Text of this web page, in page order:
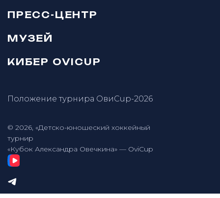
ПРЕСС-ЦЕНТР
МУЗЕЙ
КИБЕР OVICUP
Положение турнира ОвиCup-2026
© 2026, «Детско-юношеский хоккейный
турнир
«Кубок Александра Овечкина» — OviCup